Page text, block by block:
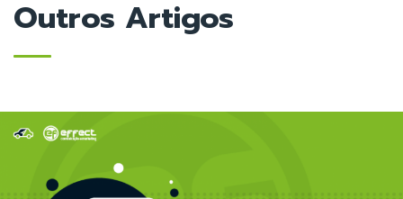
Outros Artigos